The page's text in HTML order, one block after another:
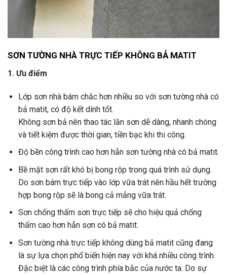
SƠN TƯỜNG NHÀ TRỰC TIẾP KHÔNG BẢ MATIT
1. Ưu điểm
Lớp sơn nhà bám chắc hơn nhiều so với sơn tường nhà có
bả matit, có độ kết dính tốt.
Không sơn bả nên thao tác lăn sơn dễ dàng, nhanh chóng
và tiết kiệm được thời gian, tiền bạc khi thi công.
Độ bền công trình cao hơn hẳn sơn tường nhà có bả matit.
Bề mặt sơn rất khó bị bong rộp trong quá trình sử dụng.
Do sơn bám trực tiếp vào lớp vữa trát nên hầu hết trường
hợp bong rộp sẽ là bong cả mảng vữa trát.
Sơn chống thấm sơn trực tiếp sẽ cho hiệu quả chống
thấm cao hơn hẳn sơn có bả matit.
Sơn tường nhà trực tiếp không dùng bả matit cũng đang
là sự lựa chọn phổ biến hiện nay với khá nhiều công trình.
Đặc biệt là các công trình phía bắc của nước ta. Do sự